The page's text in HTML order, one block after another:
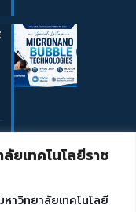
ยเทคโนโลยีราช
าวิทยาลัยเทคโนโลยี